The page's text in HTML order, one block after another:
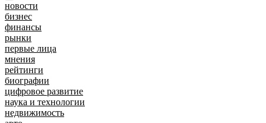
новости
бизнес
финансы
рынки
первые лица
мнения
рейтинги
биографии
цифровое развитие
наука и технологии
недвижимость